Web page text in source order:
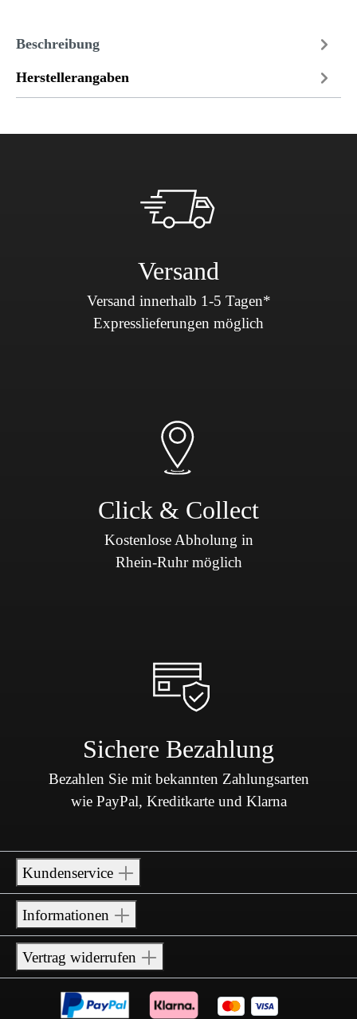
Beschreibung
Herstellerangaben
Versand
Versand innerhalb 1-5 Tagen*
Expresslieferungen möglich
Click & Collect
Kostenlose Abholung in
Rhein-Ruhr möglich
Sichere Bezahlung
Bezahlen Sie mit bekannten Zahlungsarten
wie PayPal, Kreditkarte und Klarna
Kundenservice
Informationen
Vertrag widerrufen